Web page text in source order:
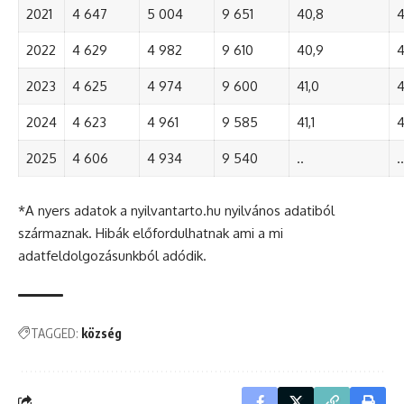
2021 4 647 5 004 9 651 40,8
2022 4 629 4 982 9 610 40,9
2023 4 625 4 974 9 600 41,0
2024 4 623 4 961 9 585 41,1
2025 4 606 4 934 9 540 .. ..
*A nyers adatok a nyilvantarto.hu nyilvános adatiból
származnak. Hibák előfordulhatnak ami a mi
adatfeldolgozásunkból adódik.
TAGGED: község